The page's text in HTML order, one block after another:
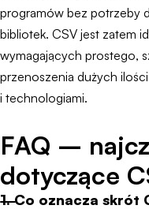
programów bez potrzeby
bibliotek. CSV jest zatem
wymagających prostego,
przenoszenia dużych
i technologiami.
FAQ –
dotyczące
1. Co oznacza skrót